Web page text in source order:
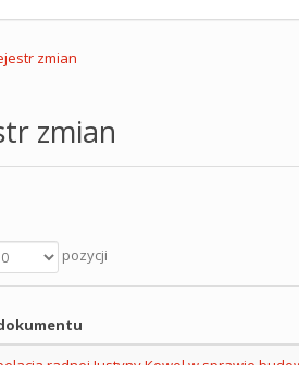
zmian
zmian
pozycji